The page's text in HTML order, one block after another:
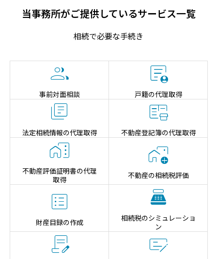
2025年冬季休業のお知らせ
当事務所がご提供しているサービス一覧
相続で必要な手続き

事前対面相談

戸籍の代理取得

法定相続情報の代理取得

不動産登記簿の代理取得

不動産評価証明書の代理
取得

不動産の相続税評価

財産目録の作成

相続税のシミュレーショ
ン
 